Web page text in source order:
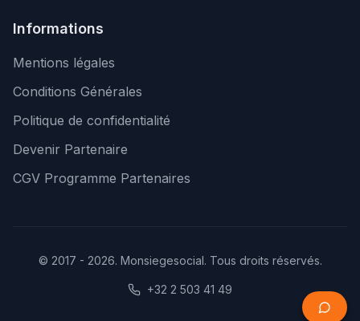
Informations
Mentions légales
Conditions Générales
Politique de confidentialité
Devenir Partenaire
CGV Programme Partenaires
© 2017 - 2026. Monsiegesocial. Tous droits réservés.
+32 2 503 41 49